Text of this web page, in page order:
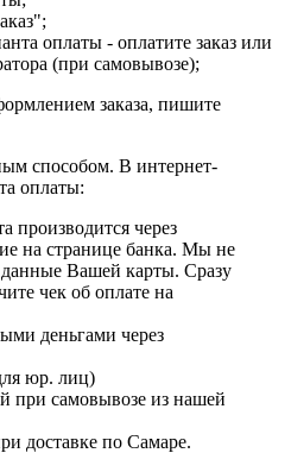
оплаты - оплатите заказ или
(при самовывозе);
заказа, пишите
способом. В интернет-
оплаты:
производится через
на странице банка. Мы не
Вашей карты. Сразу
чек об оплате на
деньгами через
юр. лиц)
при самовывозе из нашей
доставке по Самаре.